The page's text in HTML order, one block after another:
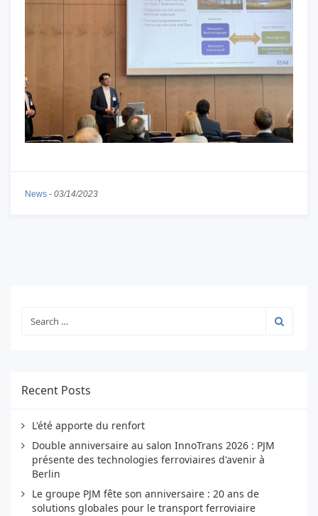
News - 03/14/2023
Recent Posts
L'été apporte du renfort
Double anniversaire au salon InnoTrans 2026 : PJM
présente des technologies ferroviaires d'avenir à
Berlin
Le groupe PJM fête son anniversaire : 20 ans de
solutions globales pour le transport ferroviaire